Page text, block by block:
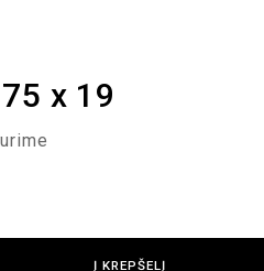
x 19
Į KREPŠELĮ